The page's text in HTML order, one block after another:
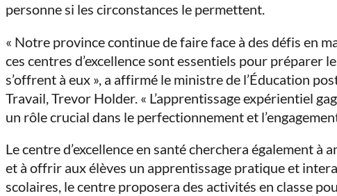
personne si les circonstances le permettent.
« Notre province continue de faire face à des défis en
ces centres d’excellence sont essentiels pour préparer
s’offrent à eux », a affirmé le ministre de l’Éducation
Travail, Trevor Holder. « L’apprentissage expérientiel
un rôle crucial dans le perfectionnement et
Le centre d’excellence en santé cherchera également à
et à offrir aux élèves un apprentissage pratique et
scolaires, le centre proposera des activités en classe